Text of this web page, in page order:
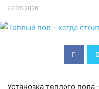
27.06.2026
Установка теплого пола